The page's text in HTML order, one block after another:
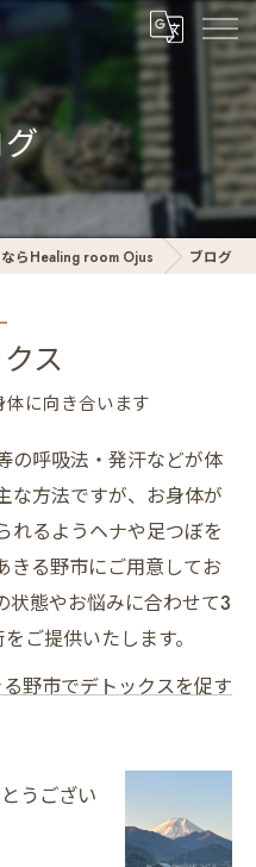
らHealing room Ojus ブログ
ス
に向き合います
の呼吸法・発汗などが体
な方法ですが、お身体が
れるようヘナや足つぼを
きる野市にご用意してお
状態やお悩みに合わせて3
ご提供いたします。
る野市でデトックスを促す
うござい